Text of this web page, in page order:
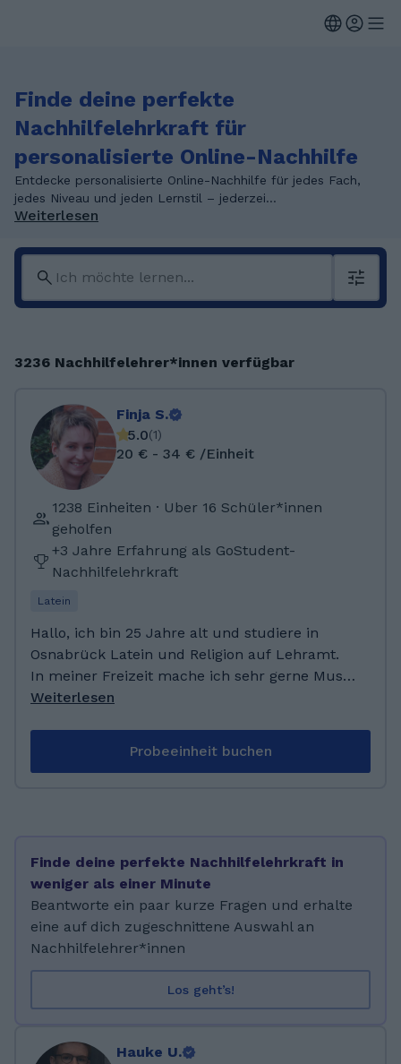
Finde deine perfekte
Nachhilfelehrkraft für
personalisierte Online-Nachhilfe
Entdecke personalisierte Online-Nachhilfe für jedes Fach,
jedes Niveau und jeden Lernstil – jederzei...
Weiterlesen
3236 Nachhilfelehrer*innen verfügbar
Finja S.
5.0(1)
20 € - 34 € /Einheit
1238 Einheiten · Uber 16 Schüler*innen
geholfen
+3 Jahre Erfahrung als GoStudent-
Nachhilfelehrkraft
Latein
Hallo, ich bin 25 Jahre alt und studiere in
Osnabrück Latein und Religion auf Lehramt.
In meiner Freizeit mache ich sehr gerne Musik
und spiele ich in einem Orchester Oboe.
freue mich, ein Teil des GoStudent-Teams zu
Weiterlesen
Probeeinheit buchen
Finde deine perfekte Nachhilfelehrkraft in
weniger als einer Minute
Beantworte ein paar kurze Fragen und erhalte
eine auf dich zugeschnittene Auswahl an
Nachhilfelehrer*innen
Los geht’s!
Hauke U.